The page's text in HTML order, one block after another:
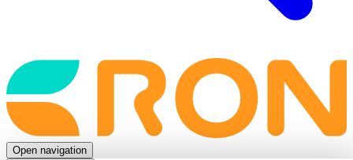
Back
to
frontpage
Open navigation